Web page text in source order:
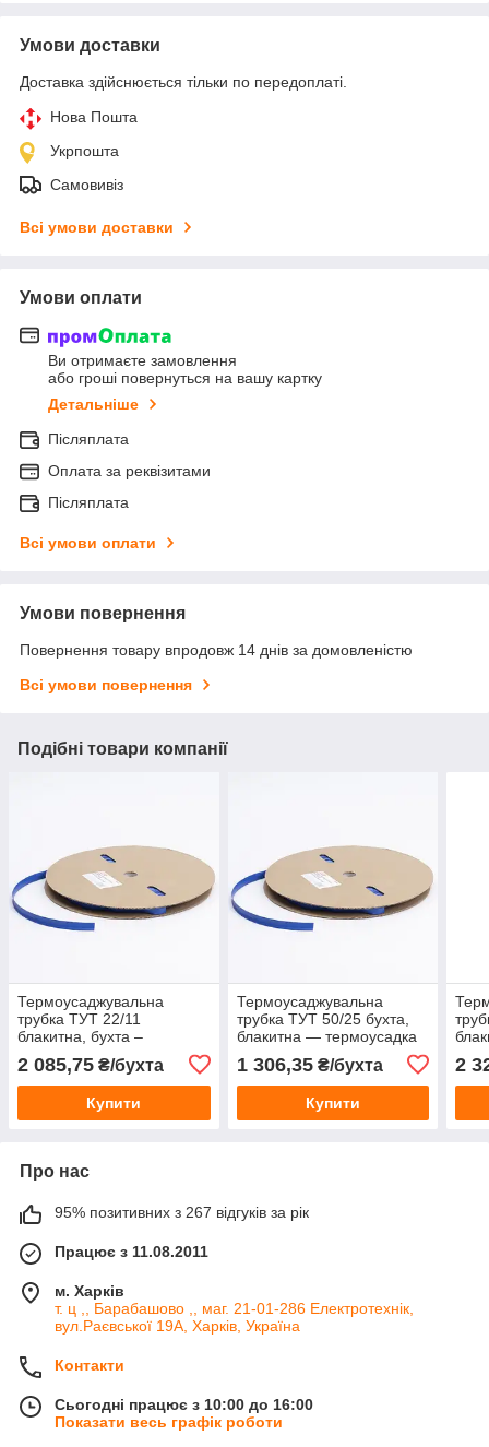
Умови доставки
Доставка здійснюється тільки по передоплаті.
Нова Пошта
Укрпошта
Самовивіз
Всі умови доставки
Умови оплати
Ви отримаєте замовлення
або гроші повернуться на вашу картку
Детальніше
Післяплата
Оплата за реквізитами
Післяплата
Всі умови оплати
Умови повернення
Повернення товару впродовж 14 днів за домовленістю
Всі умови повернення
Подібні товари компанії
Термоусаджувальна
трубка ТУТ 22/11
блакитна, бухта –
для кабелю та проводів
2 085,75 ₴/бухта
Купити
Термоусаджувальна
трубка ТУТ 50/25 бухта,
блакитна — термоусадка
1 306,35₴/бухта
Купити
2
Про нас
95% позитивних з 267 відгуків за рік
Працює з 11.08.2011
м. Харків
т. ц ,, Барабашово ,, маг. 21-01-286 Електротехнік,
вул.Раєвської 19А, Харків, Україна
Контакти
Сьогодні працює з 10:00 до 16:00
Показати весь графік роботи